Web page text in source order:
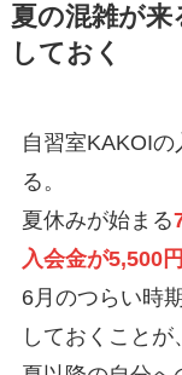
夏の混雑が
しておく
自習室KAKOI
る。
夏休みが始まる
入会金が5,500
6月のつらい時
しておくことが、